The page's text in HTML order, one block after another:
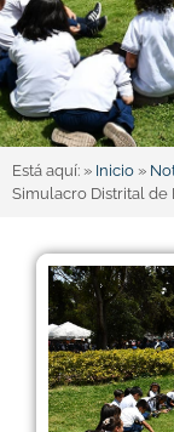
Está aquí: » Inicio »
Simulacro Distrital de